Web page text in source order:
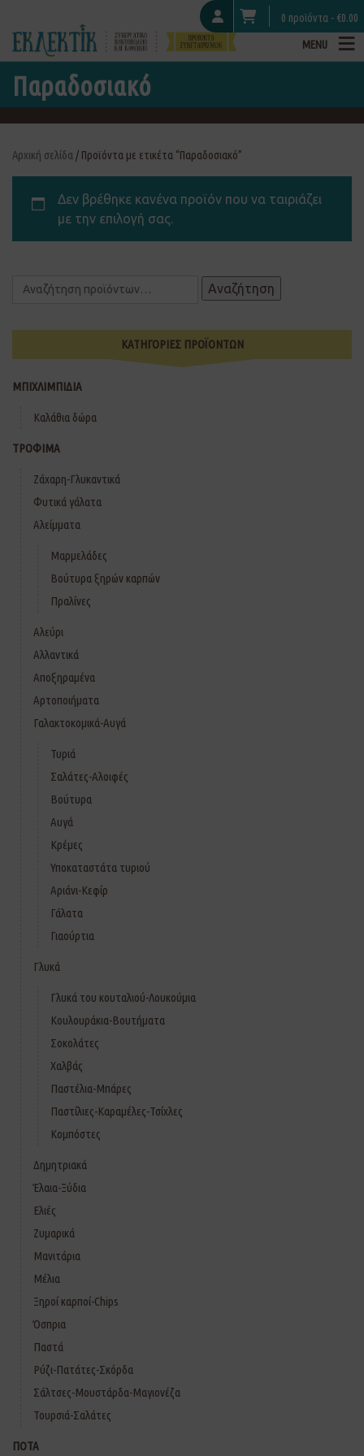
0 προϊόντα - €0.00
MENU
Παραδοσιακό
Αρχική σελίδα / Προϊόντα με ετικέτα “Παραδοσιακό”
Δεν βρέθηκε κανένα προϊόν που να ταιριάζει
με την επιλογή σας.
Αναζήτηση
ΚΑΤΗΓΟΡΙΕΣ ΠΡΟΪΟΝΤΩΝ
ΜΠΙΧΛΙΜΠΙΔΙΑ
Καλάθια δώρα
ΤΡΟΦΙΜΑ
Ζάχαρη-Γλυκαντικά
Φυτικά γάλατα
Αλείμματα
Μαρμελάδες
Βούτυρα ξηρών καρπών
Πραλίνες
Αλεύρι
Αλλαντικά
Αποξηραμένα
Αρτοποιήματα
Γαλακτοκομικά-Αυγά
Τυριά
Σαλάτες-Αλοιφές
Βούτυρα
Αυγά
Κρέμες
Υποκαταστάτα τυριού
Αριάνι-Κεφίρ
Γάλατα
Γιαούρτια
Γλυκά
Γλυκά του κουταλιού-Λουκούμια
Κουλουράκια-Βουτήματα
Σοκολάτες
Χαλβάς
Παστέλια-Μπάρες
Παστίλιες-Καραμέλες-Τσίχλες
Κομπόστες
Δημητριακά
Έλαια-Ξύδια
Ελιές
Ζυμαρικά
Μανιτάρια
Μέλια
Ξηροί καρποί-Chips
Όσπρια
Παστά
Ρύζι-Πατάτες-Σκόρδα
Σάλτσες-Μουστάρδα-Μαγιονέζα
Τουρσιά-Σαλάτες
ΠΟΤΑ